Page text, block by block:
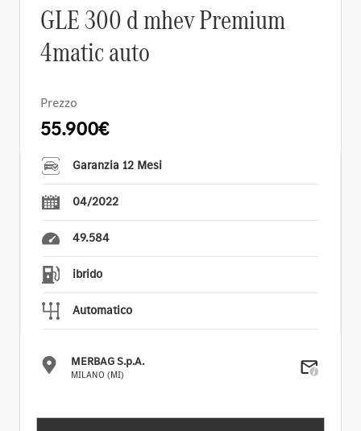
GLE 300 d mhev Premium
4matic auto
Prezzo
55.900€
Garanzia 12 Mesi
04/2022
49.584
ibrido
Automatico
MERBAG S.p.A.
MILANO (MI)